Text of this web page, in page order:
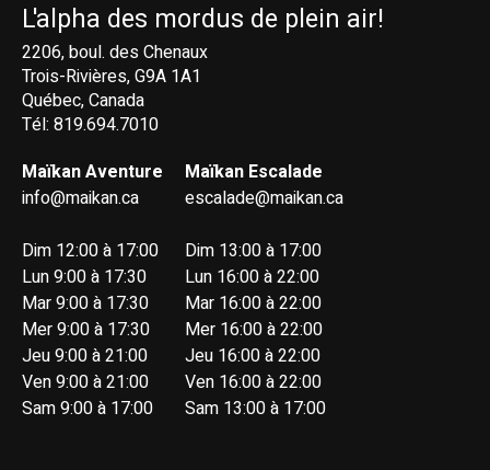
L'alpha des mordus de plein air!
2206, boul. des Chenaux
Trois-Rivières, G9A 1A1
Québec, Canada
Tél: 819.694.7010
Maïkan Aventure
info@maikan.ca
Dim 12:00 à 17:00
Lun 9:00 à 17:30
Mar 9:00 à 17:30
Mer 9:00 à 17:30
Jeu 9:00 à 21:00
Ven 9:00 à 21:00
Sam 9:00 à 17:00
Maïkan Escalade
escalade@maikan.ca
Dim 13:00 à 17:00
Lun 16:00 à 22:00
Mar 16:00 à 22:00
Mer 16:00 à 22:00
Jeu 16:00 à 22:00
Ven 16:00 à 22:00
Sam 13:00 à 17:00